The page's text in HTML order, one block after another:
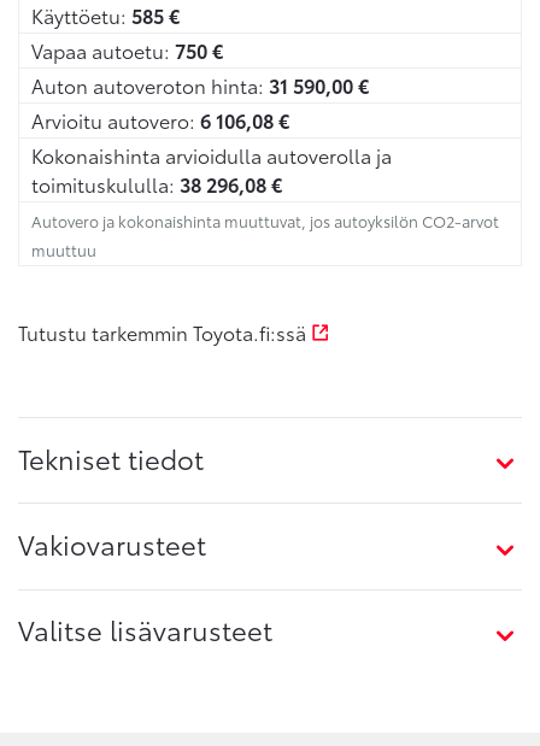
Käyttöetu: 585€
Vapaa autoetu: 750€
Auton autoveroton hinta: 31 590,00€
Arvioitu autovero: 6 106,08€
Kokonaishinta arvioidulla autoverolla ja
toimituskululla: 38 296,08€
Autovero ja kokonaishinta muuttuvat, jos autoyksilön CO2-arvot
muuttuu
Tutustu tarkemmin Toyota.fi:ssä
Tekniset tiedot
Vakiovarusteet
Valitse lisävarusteet